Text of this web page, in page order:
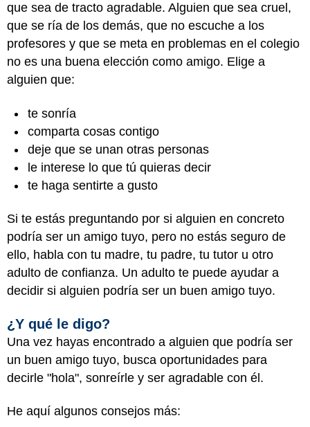
que sea de tracto agradable. Alguien que sea cruel,
que se ría de los demás, que no escuche a los
profesores y que se meta en problemas en el colegio
no es una buena elección como amigo. Elige a
alguien que:
te sonría
comparta cosas contigo
deje que se unan otras personas
le interese lo que tú quieras decir
te haga sentirte a gusto
Si te estás preguntando por si alguien en concreto
podría ser un amigo tuyo, pero no estás seguro de
ello, habla con tu madre, tu padre, tu tutor u otro
adulto de confianza. Un adulto te puede ayudar a
decidir si alguien podría ser un buen amigo tuyo.
¿Y qué le digo?
Una vez hayas encontrado a alguien que podría ser
un buen amigo tuyo, busca oportunidades para
decirle "hola", sonreírle y ser agradable con él.
He aquí algunos consejos más: